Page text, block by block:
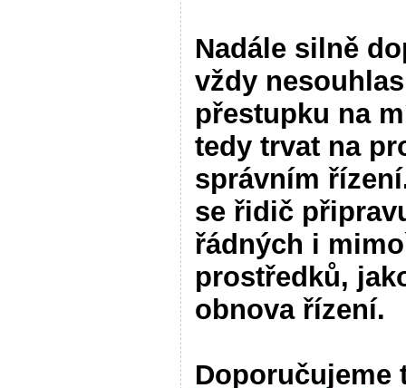
Nadále silně
vždy
přestupku na
tedy trvat na
správním
se řidič
řádných i
prostředků,
obnova řízení.
Doporučujeme